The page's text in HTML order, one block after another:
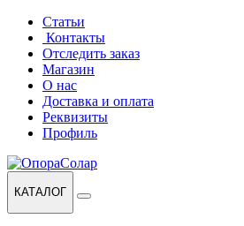
Перейти
навигации
Перейти
содержанию
Статьи
Контакты
Отследить заказ
Магазин
О нас
Доставка и оплата
Реквизиты
Профиль
КАТАЛОГ